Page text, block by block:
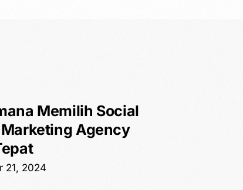
Memilih Social
Agency
21, 2024